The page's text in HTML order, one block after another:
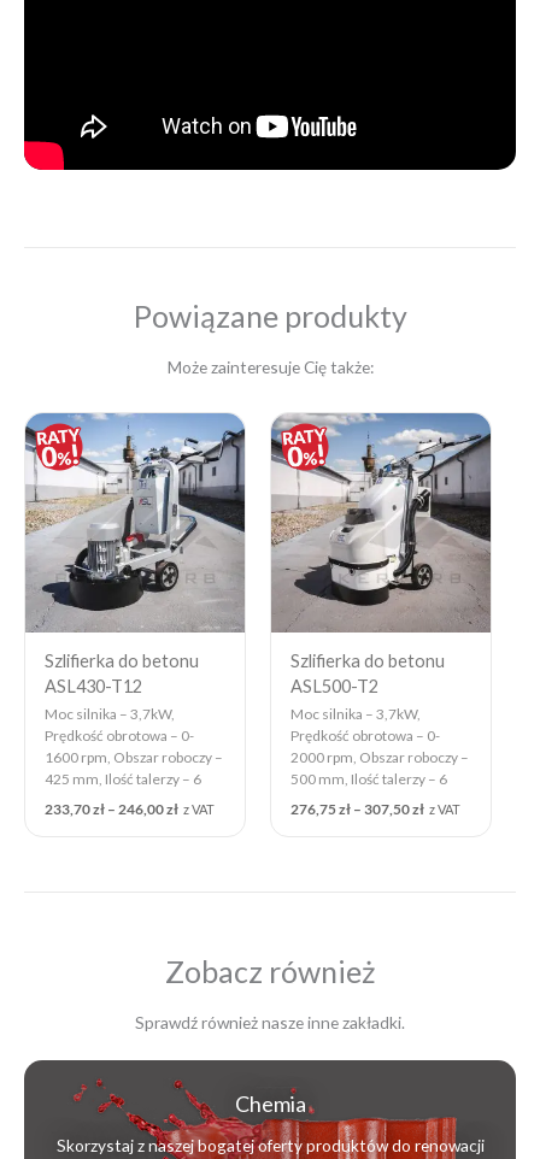
Powiązane produkty
Może zainteresuje Cię także:
Szlifierka do betonu
ASL430-T12
Moc silnika – 3,7kW,
Prędkość obrotowa – 0-
1600 rpm, Obszar roboczy –
425 mm, Ilość talerzy – 6
233,70zł – 246,00zł
range:
233,70 zł
through
246,00 zł
z VAT
Szlifierka do betonu
ASL500-T2
Moc silnika – 3,7kW,
Prędkość obrotowa – 0-
2000 rpm, Obszar roboczy –
500 mm, Ilość talerzy – 6
276,75zł – 307,50zł
Price
range:
276,75 zł
through
307,50 zł
z VAT
Zobacz również
Sprawdź również nasze inne zakładki.
Chemia
Skorzystaj z naszej bogatej oferty produktów do renowacji